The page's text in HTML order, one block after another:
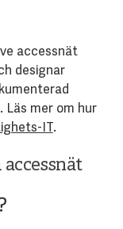
accessnät
designar
mer om hur
IT.